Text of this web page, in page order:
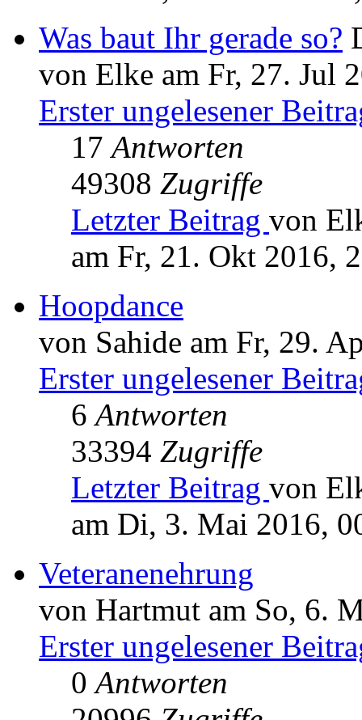
Was baut Ihr gerade so?
von Elke am Fr, 27. Jul
Erster ungelesener
17Antworten
49308 Zugriffe
Letzter Beitrag von
am Fr, 21. Okt 2016,
Hoopdance
von Sahide am Fr, 29.
Erster ungelesener
6Antworten
33394 Zugriffe
Letzter Beitrag von
am Di, 3. Mai 2016,
Veteranenehrung
von Hartmut am So, 6.
Erster ungelesener
0Antworten